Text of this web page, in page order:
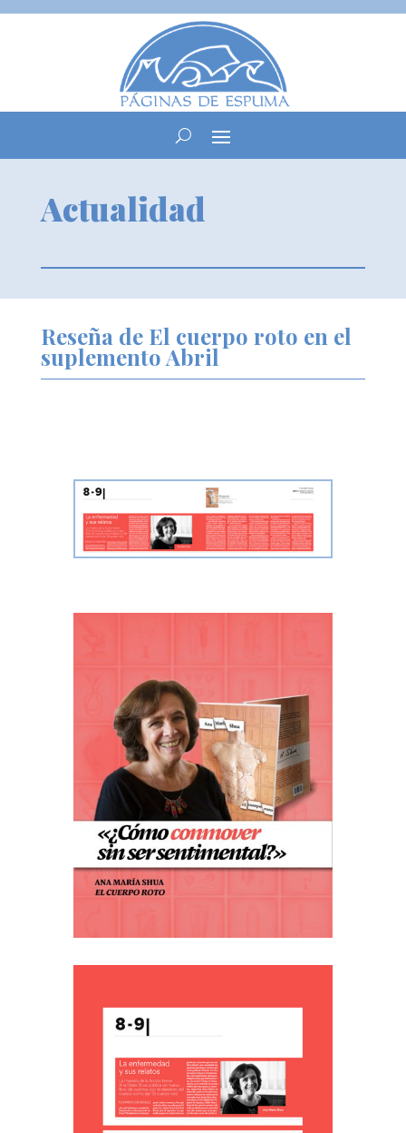
Actualidad
Reseña de El cuerpo roto en el
suplemento Abril